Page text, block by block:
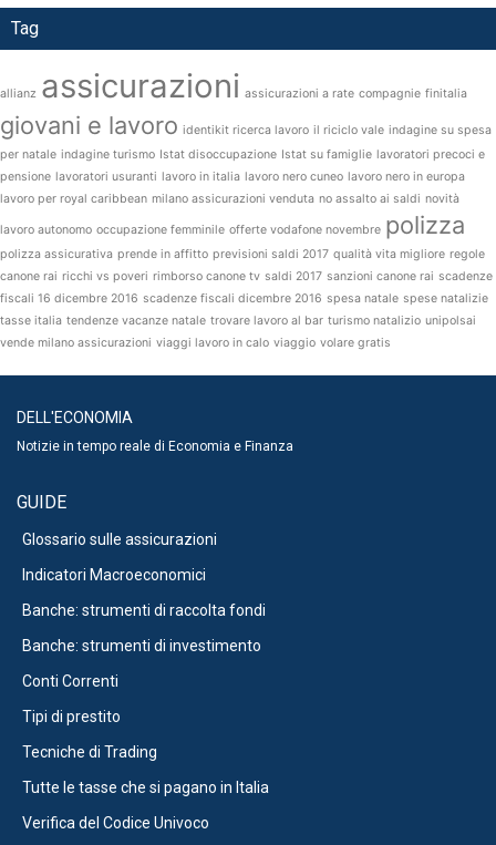
Tag
allianz assicurazioni assicurazioni a rate compagnie finitalia
giovani e lavoro identikit ricerca lavoro il riciclo vale indagine su spesa
per natale indagine turismo Istat disoccupazione Istat su famiglie lavoratori precoci e
pensione lavoratori usuranti lavoro in italia lavoro nero cuneo lavoro nero in europa
lavoro per royal caribbean milano assicurazioni venduta no assalto ai saldi novità
lavoro autonomo occupazione femminile offerte vodafone novembre polizza
polizza assicurativa prende in affitto previsioni saldi 2017 qualità vita migliore regole
canone rai ricchi vs poveri rimborso canone tv saldi 2017 sanzioni canone rai scadenze
fiscali 16 dicembre 2016 scadenze fiscali dicembre 2016 spesa natale spese natalizie
tasse italia tendenze vacanze natale trovare lavoro al bar turismo natalizio unipolsai
vende milano assicurazioni viaggi lavoro in calo viaggio volare gratis
DELL'ECONOMIA
Notizie in tempo reale di Economia e Finanza
GUIDE
Glossario sulle assicurazioni
Indicatori Macroeconomici
Banche: strumenti di raccolta fondi
Banche: strumenti di investimento
Conti Correnti
Tipi di prestito
Tecniche di Trading
Tutte le tasse che si pagano in Italia
Verifica del Codice Univoco